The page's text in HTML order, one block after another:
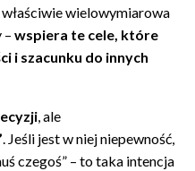
wielowymiarowa
– wspiera te cele, które
i szacunku do innych
, ale
. Jeśli jest w niej niepewność,
czegoś” – to taka intencja